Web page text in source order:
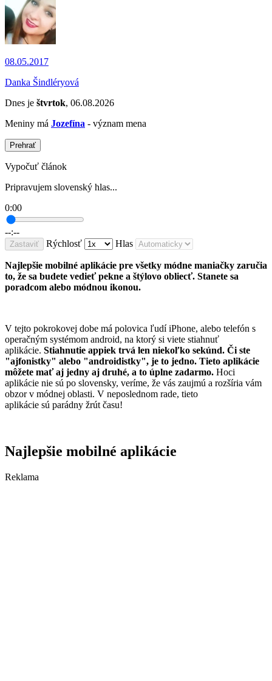
08.05.2017
Danka Šindléryová
Dnes je štvrtok, 06.08.2026
Meniny má Jozefína - význam mena
Prehrať
Vypočuť článok
Pripravujem slovenský hlas...
0:00
--:--
Zastaviť Rýchlosť Hlas
Najlepšie mobilné aplikácie pre všetky módne maniačky zaručia
to, že sa budete vedieť pekne a štýlovo obliecť. Stanete sa
poradcom alebo módnou ikonou.
V tejto pokrokovej dobe má polovica ľudí iPhone, alebo telefón s
operačným systémom android, na ktorý si viete stiahnuť
aplikácie. Stiahnutie appiek trvá len niekoľko sekúnd. Či ste
"ajfonistky" alebo "androidistky", je to jedno. Tieto aplikácie
môžete mať aj jedny aj druhé, a to úplne zadarmo. Hoci
aplikácie nie sú po slovensky, veríme, že vás zaujmú a rozšíria vám
obzor v módnej oblasti. V neposlednom rade, tieto
aplikácie sú parádny žrút času!
Najlepšie mobilné aplikácie
Reklama